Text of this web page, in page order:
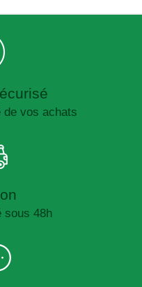
de vos achats
sous 48h